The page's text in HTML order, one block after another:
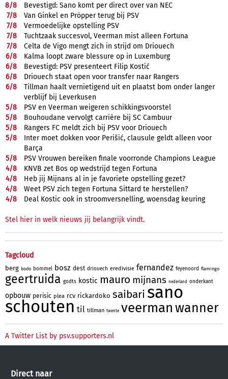
8/8
Bevestigd: Sano komt per direct over van NEC
7/8
Van Ginkel en Pröpper terug bij PSV
7/8
Vermoedelijke opstelling PSV
7/8
Tuchtzaak succesvol, Veerman mist alleen Fortuna
7/8
Celta de Vigo mengt zich in strijd om Driouech
6/8
Kalma loopt zware blessure op in Luxemburg
6/8
Bevestigd: PSV presenteert Filip Kostić
6/8
Driouech staat open voor transfer naar Rangers
6/8
Tillman haalt vernietigend uit en plaatst bom onder langer
verblijf bij Leverkusen
5/8
PSV en Veerman weigeren schikkingsvoorstel
5/8
Bouhoudane vervolgt carrière bij SC Cambuur
5/8
Rangers FC meldt zich bij PSV voor Driouech
5/8
Inter moet dokken voor Perišić, clausule geldt alleen voor
Barça
5/8
PSV Vrouwen bereiken finale voorronde Champions League
4/8
KNVB zet Bos op wedstrijd tegen Fortuna
4/8
Heb jij Mijnans al in je favoriete opstelling gezet?
4/8
Weet PSV zich tegen Fortuna Sittard te herstellen?
4/8 Deal Kostic ook in stroomversnelling, woensdag keuring
Stel hier in welk nieuws jij belangrijk vindt.
Tagcloud
berg bodo bommel bosz dest driouech eredivisie fernandez feyenoord flamingo
geertruida godts kostic mauro mijnans nederland onderkant
opbouw perisic plea rcv rickardoko saibari sano
schouten til tillman twente veerman wanner
A Twitter List by psv.supporters.nl
Direct naar